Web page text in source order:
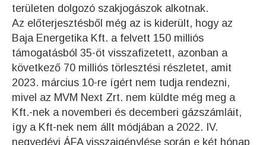
területen dolgozó szakjogászok alkotnak.
Az előterjesztésből még az is kiderült, hogy az
Baja Energetika Kft. a felvett 150 milliós
támogatásból 35-öt visszafizetett, azonban a
következő 70 milliós törlesztési részletet, amit
2023. március 10-re ígért nem tudja rendezni,
mivel az MVM Next Zrt. nem küldte még meg a
Kft.-nek a novemberi és decemberi gázszámláit,
így a Kft-nek nem állt módjában a 2022. IV.
negyedévi ÁFA visszaigénylése során e két hónap